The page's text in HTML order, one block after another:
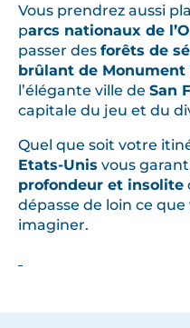
a
l
l
a
d
e
s
c
o
n
u
s
Vous prendrez aussi
parcs nationaux de
passer des forêts de
brûlant de Monument
l’élégante ville de San
capitale du jeu et du
Quel que soit votre
Etats-Unis vous
profondeur et insolite
dépasse de loin ce
imaginer.